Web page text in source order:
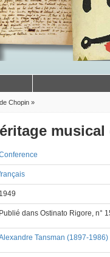
Chopin »
1949
Publié dans Ostinato Rigore, n°
Tansman (1897-1986)